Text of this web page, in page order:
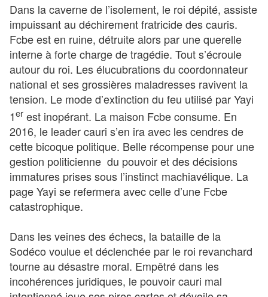
Dans la caverne de l’isolement, le roi dépité, assiste
impuissant au déchirement fratricide des cauris.
Fcbe est en ruine, détruite alors par une querelle
interne à forte charge de tragédie. Tout s’écroule
autour du roi. Les élucubrations du coordonnateur
national et ses grossières maladresses ravivent la
tension. Le mode d’extinction du feu utilisé par Yayi
1er est inopérant. La maison Fcbe consume. En
2016, le leader cauri s’en ira avec les cendres de
cette bicoque politique. Belle récompense pour une
gestion politicienne du pouvoir et des décisions
immatures prises sous l’instinct machiavélique. La
page Yayi se refermera avec celle d’une Fcbe
catastrophique.
Dans les veines des échecs, la bataille de la
Sodéco voulue et déclenchée par le roi revanchard
tourne au désastre moral. Empêtré dans les
incohérences juridiques, le pouvoir cauri mal